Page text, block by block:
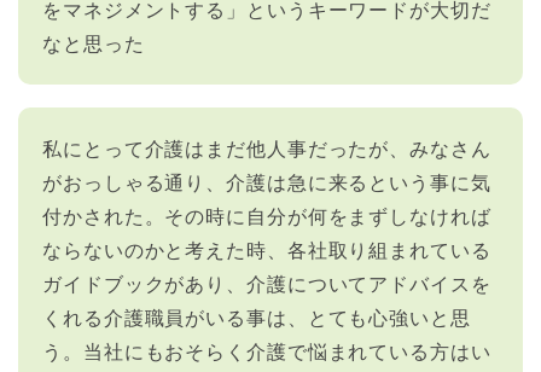
をマネジメントする」というキーワードが大切だ
なと思った
私にとって介護はまだ他人事だったが、みなさん
がおっしゃる通り、介護は急に来るという事に気
付かされた。その時に自分が何をまずしなければ
ならないのかと考えた時、各社取り組まれている
ガイドブックがあり、介護についてアドバイスを
くれる介護職員がいる事は、とても心強いと思
う。当社にもおそらく介護で悩まれている方はい